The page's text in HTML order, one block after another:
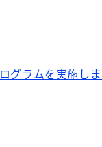
グラムを実施しま